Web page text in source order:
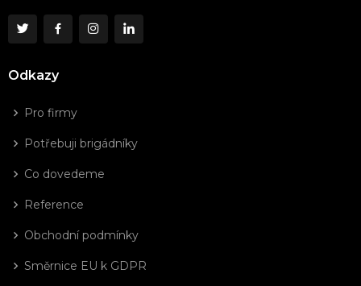
Odkazy
Pro firmy
Potřebuji brigádníky
Co dovedeme
Reference
Obchodní podmínky
Směrnice EU k GDPR